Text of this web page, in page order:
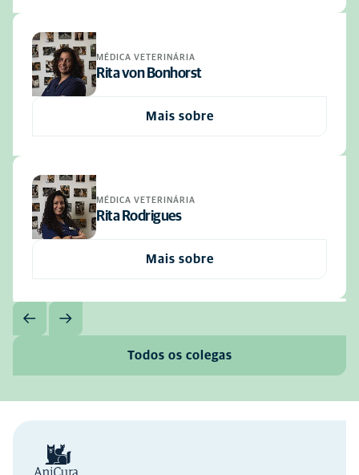
MÉDICA VETERINÁRIA
Rita von Bonhorst
Mais sobre
MÉDICA VETERINÁRIA
Rita Rodrigues
Mais sobre
Todos os colegas